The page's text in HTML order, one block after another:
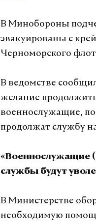
В Минобороны
эвакуированы с
Черноморского
В ведомстве
желание
военнослужащие,
продолжат службу
«Военнослужащие
службы будут
В Министерстве
необходимую